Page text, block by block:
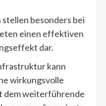
besonders bei
einen effektiven
dar.
kann
wirkungsvolle
dem weiterführende